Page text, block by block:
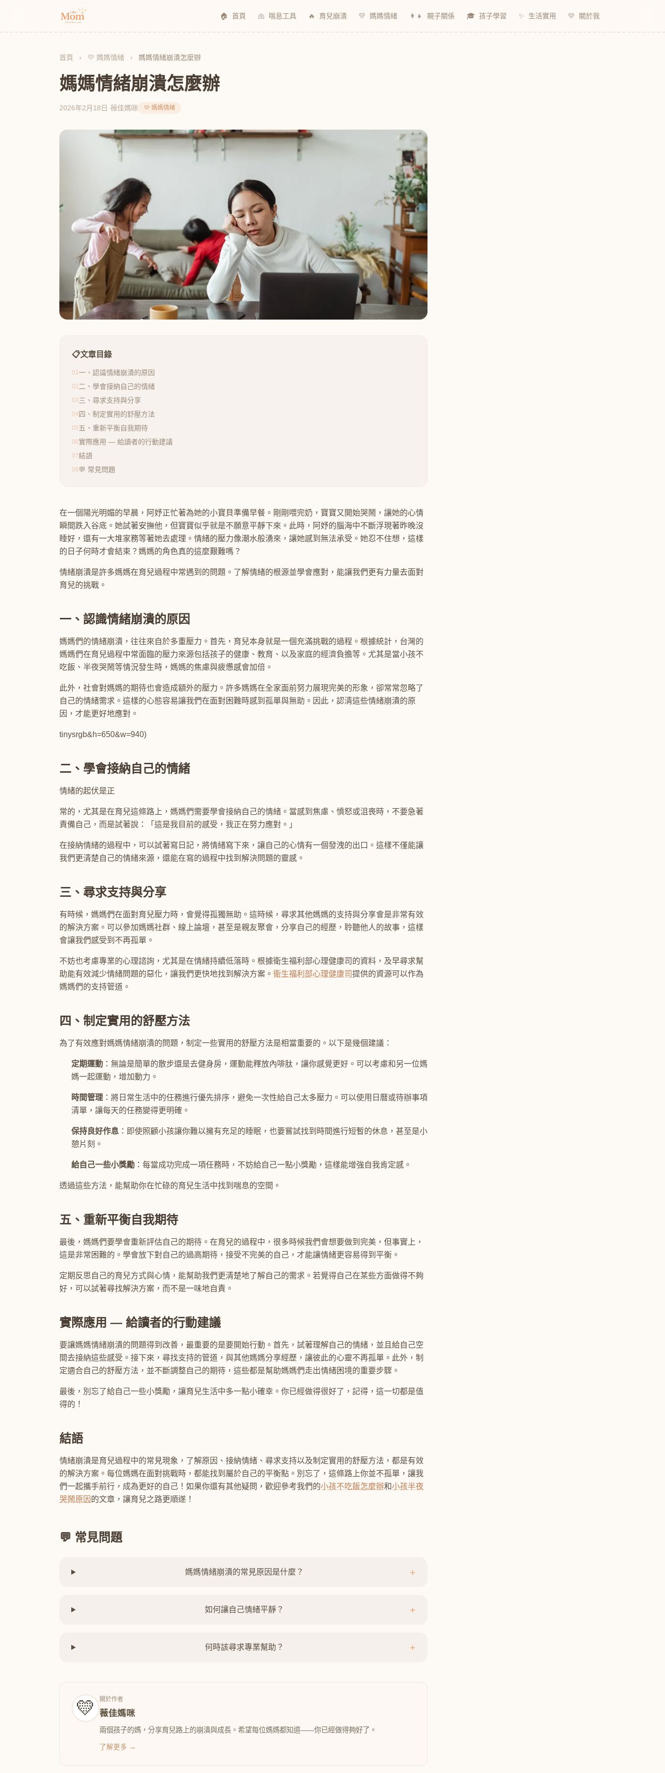
🏠 首頁 🫁 喘息工具 🔥 育兒崩潰 💛 媽媽情緒 👩‍👧 親子關係 🎓 孩子學習 ✨ 生活實用 💛 關於我
首頁 › 💛 媽媽情緒 › 媽媽情緒崩潰怎麼辦
媽媽情緒崩潰怎麼辦
2026年2月18日 ·薇佳媽咪 💛 媽媽情緒
📋文章目錄
01一、認識情緒崩潰的原因
02 二、學會接納自己的情緒
03三、尋求支持與分享
04 四、制定實用的舒壓方法
05五、重新平衡自我期待
06實際應用 — 給讀者的行動建議
07結語
08💬 常見問題
在一個陽光明媚的早晨，阿妤正忙著為她的小寶貝準備早餐。剛剛喂完奶，寶寶又開始哭鬧，讓她的心情
瞬間跌入谷底。她試著安撫他，但寶寶似乎就是不願意平靜下來。此時，阿妤的腦海中不斷浮現著昨晚沒
睡好，還有一大堆家務等著她去處理。情緒的壓力像潮水般湧來，讓她感到無法承受。她忍不住想，這樣
的日子何時才會結束？媽媽的角色真的這麼艱難嗎？
情緒崩潰是許多媽媽在育兒過程中常遇到的問題。了解情緒的根源並學會應對，能讓我們更有力量去面對
育兒的挑戰。
一、認識情緒崩潰的原因
媽媽們的情緒崩潰，往往來自於多重壓力。首先，育兒本身就是一個充滿挑戰的過程。根據統計，台灣的
媽媽們在育兒過程中常面臨的壓力來源包括孩子的健康、教育、以及家庭的經濟負擔等。尤其是當小孩不
吃飯、半夜哭鬧等情況發生時，媽媽的焦慮與疲憊感會加倍。
此外，社會對媽媽的期待也會造成額外的壓力。許多媽媽在全家面前努力展現完美的形象，卻常常忽略了
自己的情緒需求。這樣的心態容易讓我們在面對困難時感到孤單與無助。因此，認清這些情緒崩潰的原
因，才能更好地應對。
tinysrgb&h=650&w=940)
二、學會接納自己的情緒
情緒的起伏是正
常的，尤其是在育兒這條路上，媽媽們需要學會接納自己的情緒。當感到焦慮、憤怒或沮喪時，不要急著
責備自己，而是試著說：「這是我目前的感受，我正在努力應對。」
在接納情緒的過程中，可以試著寫日記，將情緒寫下來，讓自己的心情有一個發洩的出口。這樣不僅能讓
我們更清楚自己的情緒來源，還能在寫的過程中找到解決問題的靈感。
三、尋求支持與分享
有時候，媽媽們在面對育兒壓力時，會覺得孤獨無助。這時候，尋求其他媽媽的支持與分享會是非常有效
的解決方案。可以參加媽媽社群、線上論壇，甚至是親友聚會，分享自己的經歷，聆聽他人的故事，這樣
會讓我們感受到不再孤單。
不妨也考慮專業的心理諮詢，尤其是在情緒持續低落時。根據衛生福利部心理健康司的資料，及早尋求幫
助能有效減少情緒問題的惡化，讓我們更快地找到解決方案。 衛生福利部心理健康司提供的資源可以作為
媽媽們的支持管道。
四、制定實用的舒壓方法
為了有效應對媽媽情緒崩潰的問題，制定一些實用的舒壓方法是相當重要的。以下是幾個建議：
定期運動 ：無論是簡單的散步還是去健身房，運動能釋放內啡肽，讓你感覺更好。可以考慮和另一位媽
媽一起運動，增加動力。
時間管理 ：將日常生活中的任務進行優先排序，避免一次性給自己太多壓力。可以使用日曆或待辦事項
清單，讓每天的任務變得更明確。
保持良好作息 ：即使照顧小孩讓你難以擁有充足的睡眠，也要嘗試找到時間進行短暫的休息，甚至是小
憩片刻。
給自己一些小獎勵 ：每當成功完成一項任務時，不妨給自己一點小獎勵，這樣能增強自我肯定感。
透過這些方法，能幫助你在忙碌的育兒生活中找到喘息的空間。
五、重新平衡自我期待
最後，媽媽們要學會重新評估自己的期待。在育兒的過程中，很多時候我們會想要做到完美，但事實上，
這是非常困難的。學會放下對自己的過高期待，接受不完美的自己，才能讓情緒更容易得到平衡。
定期反思自己的育兒方式與心情，能幫助我們更清楚地了解自己的需求。若覺得自己在某些方面做得不夠
好，可以試著尋找解決方案，而不是一味地自責。
實際應用 — 給讀者的行動建議
要讓媽媽情緒崩潰的問題得到改善，最重要的是要開始行動。首先，試著理解自己的情緒，並且給自己空
間去接納這些感受。接下來，尋找支持的管道，與其他媽媽分享經歷，讓彼此的心靈不再孤單。此外，制
定適合自己的舒壓方法，並不斷調整自己的期待，這些都是幫助媽媽們走出情緒困境的重要步驟。
最後，別忘了給自己一些小獎勵，讓育兒生活中多一點小確幸。你已經做得很好了，記得，這一切都是值
得的！
結語
情緒崩潰是育兒過程中的常見現象，了解原因、接納情緒、尋求支持以及制定實用的舒壓方法，都是有效
的解決方案。每位媽媽在面對挑戰時，都能找到屬於自己的平衡點。別忘了，這條路上你並不孤單，讓我
們一起攜手前行，成為更好的自己！如果你還有其他疑問，歡迎參考我們的小孩不吃飯怎麼辦和小孩半夜
哭鬧原因 的文章，讓育兒之路更順遂！
💬 常見問題
媽媽情緒崩潰的常見原因是什麼？ +
如何讓自己情緒平靜？ +
何時該尋求專業幫助？ +
💛 關於作者
薇佳媽咪
兩個孩子的媽，分享育兒路上的崩潰與成長。希望每位媽媽都知道——你已經做得夠好了。
了解更多 →